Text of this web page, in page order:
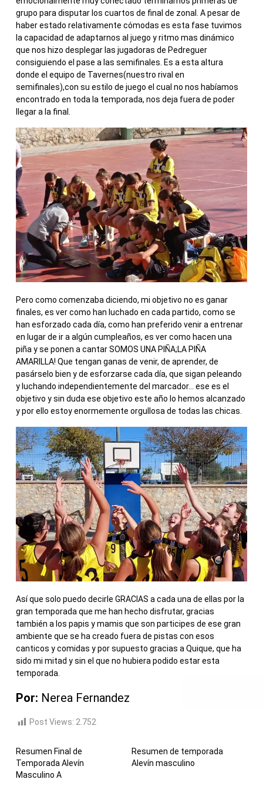
grupo para disputar los cuartos de final de zonal. A pesar de
haber estado relativamente cómodas es esta fase tuvimos
la capacidad de adaptarnos al juego y ritmo mas dinámico
que nos hizo desplegar las jugadoras de Pedreguer
consiguiendo el pase a las semifinales. Es a esta altura
donde el equipo de Tavernes(nuestro rival en
semifinales),con su estilo de juego el cual no nos habíamos
encontrado en toda la temporada, nos deja fuera de poder
llegar a la final.
Pero como comenzaba diciendo, mi objetivo no es ganar
finales, es ver como han luchado en cada partido, como se
han esforzado cada día, como han preferido venir a entrenar
en lugar de ir a algún cumpleaños, es ver como hacen una
piña y se ponen a cantar SOMOS UNA PIÑA;LA PIÑA
AMARILLA! Que tengan ganas de venir, de aprender, de
pasárselo bien y de esforzarse cada día, que sigan peleando
y luchando independientemente del marcador… ese es el
objetivo y sin duda ese objetivo este año lo hemos alcanzado
y por ello estoy enormemente orgullosa de todas las chicas.
Así que solo puedo decirle GRACIAS a cada una de ellas por la
gran temporada que me han hecho disfrutar, gracias
también a los papis y mamis que son participes de ese gran
ambiente que se ha creado fuera de pistas con esos
canticos y comidas y por supuesto gracias a Quique, que ha
sido mi mitad y sin el que no hubiera podido estar esta
temporada.
Por: Nerea Fernandez
Post Views: 2.752
Resumen Final de
Temporada Alevín
Masculino A
Resumen de temporada
Alevín masculino